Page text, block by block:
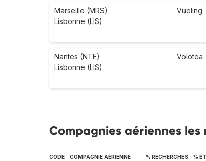
Marseille (MRS)
Lisbonne (LIS)
Vueling
Nantes (NTE)
Lisbonne (LIS)
Volotea
Compagnies aériennes les
CODE COMPAGNIE AÉRIENNE % RECHERCHES %